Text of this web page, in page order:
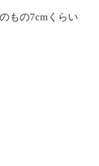
もの7cmくらい